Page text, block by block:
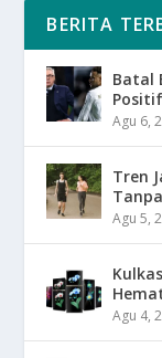
BERITA
Batal
Agu 6,
Tren
Agu 5,
Agu 4,